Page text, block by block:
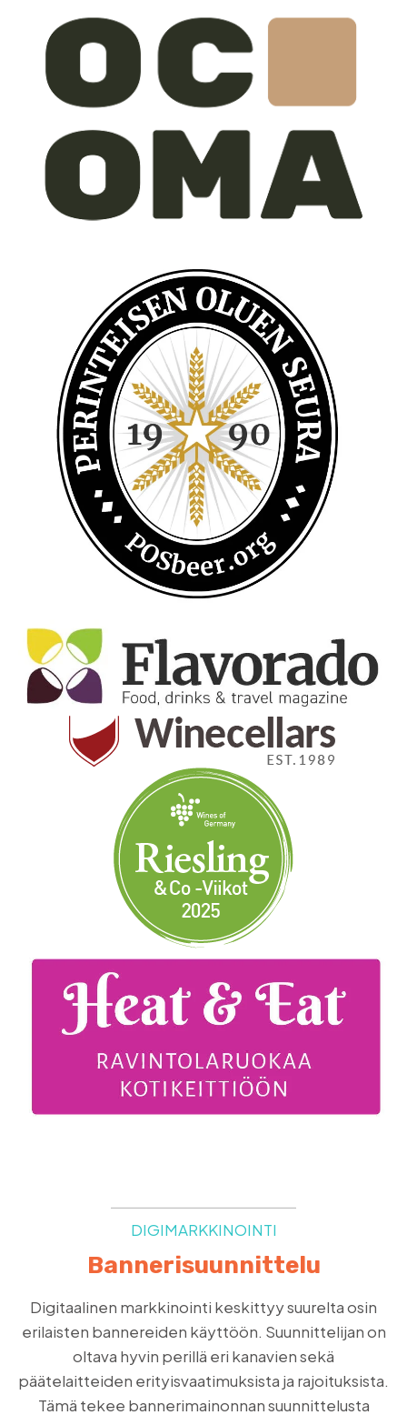
DIGIMARKKINOINTI
Bannerisuunnittelu
Digitaalinen markkinointi keskittyy suurelta osin
erilaisten bannereiden käyttöön. Suunnittelijan on
oltava hyvin perillä eri kanavien sekä
päätelaitteiden erityisvaatimuksista ja rajoituksista.
Tämä tekee bannerimainonnan suunnittelusta